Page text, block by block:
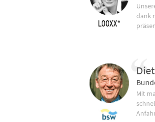
dank
Mit